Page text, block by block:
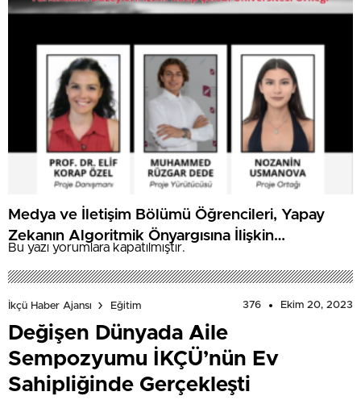
Medya ve İletişim Bölümü Öğrencileri, Yapay
Zekanın Algoritmik Önyargısına İlişkin
Farkındalık Düzeylerini Araştıracak
Bu yazı yorumlara kapatılmıştır.
İkçü Haber Ajansı Eğitim 376 Ekim 20, 2023
Değişen Dünyada Aile
Sempozyumu İKÇÜ’nün Ev
Sahipliğinde Gerçekleşti